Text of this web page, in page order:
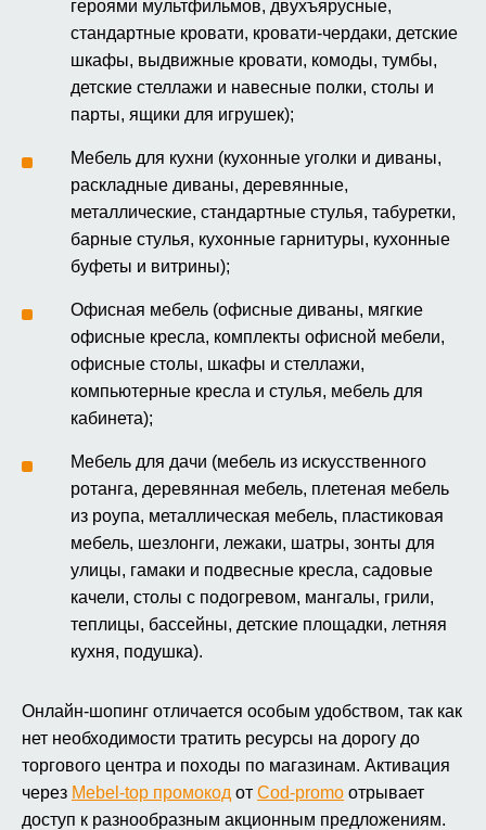
героями мультфильмов, двухъярусные,
стандартные кровати, кровати-чердаки, детские
шкафы, выдвижные кровати, комоды, тумбы,
детские стеллажи и навесные полки, столы и
парты, ящики для игрушек);
Мебель для кухни (кухонные уголки и диваны,
раскладные диваны, деревянные,
металлические, стандартные стулья, табуретки,
барные стулья, кухонные гарнитуры, кухонные
буфеты и витрины);
Офисная мебель (офисные диваны, мягкие
офисные кресла, комплекты офисной мебели,
офисные столы, шкафы и стеллажи,
компьютерные кресла и стулья, мебель для
кабинета);
Мебель для дачи (мебель из искусственного
ротанга, деревянная мебель, плетеная мебель
из роупа, металлическая мебель, пластиковая
мебель, шезлонги, лежаки, шатры, зонты для
улицы, гамаки и подвесные кресла, садовые
качели, столы с подогревом, мангалы, грили,
теплицы, бассейны, детские площадки, летняя
кухня, подушка).
Онлайн-шопинг отличается особым удобством, так как
нет необходимости тратить ресурсы на дорогу до
торгового центра и походы по магазинам. Активация
через Mebel-top промокод от Cod-promo отрывает
доступ к разнообразным акционным предложениям.